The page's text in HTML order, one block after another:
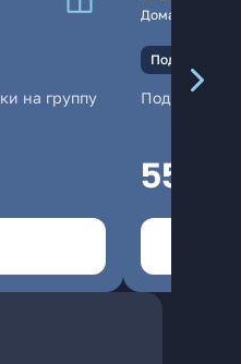
на группу
Домашний
Подключение
550